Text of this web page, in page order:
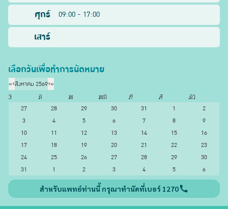
ศุกร์ 09:00 - 17:00
เสาร์
เลือกวันเพื่อทำการนัดหมาย
«‹สิงหาคม 2569›»
จ
อ พ พฤ ศ ส
อา
27
28 29 30 31 1
2
3
4 5 6 7 8
9
10
11 12 13 14 15
16
17
18 19 20 21 22
23
24
25 26 27 28 29
30
31
1 2 3 4 5 6
สำหรับแพทย์ท่านนี้ กรุณาทำนัดที่เบอร์ 1270